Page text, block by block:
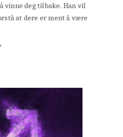
vinne deg tilbake. Han vil
at dere er ment å være